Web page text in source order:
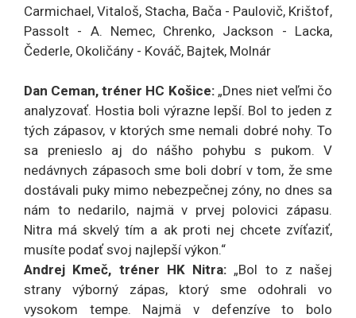
Carmichael, Vitaloš, Stacha, Bača - Paulovič, Krištof,
Passolt - A. Nemec, Chrenko, Jackson - Lacka,
Čederle, Okoličány - Kováč, Bajtek, Molnár
Dan Ceman, tréner HC Košice:„Dnes niet veľmi čo
analyzovať. Hostia boli výrazne lepší. Bol to jeden z
tých zápasov, v ktorých sme nemali dobré nohy. To
sa prenieslo aj do nášho pohybu s pukom. V
nedávnych zápasoch sme boli dobrí v tom, že sme
dostávali puky mimo nebezpečnej zóny, no dnes sa
nám to nedarilo, najmä v prvej polovici zápasu.
Nitra má skvelý tím a ak proti nej chcete zvíťaziť,
musíte podať svoj najlepší výkon.“
Andrej Kmeč, tréner HK Nitra: „Bol to z našej
strany výborný zápas, ktorý sme odohrali vo
vysokom tempe. Najmä v defenzíve to bolo